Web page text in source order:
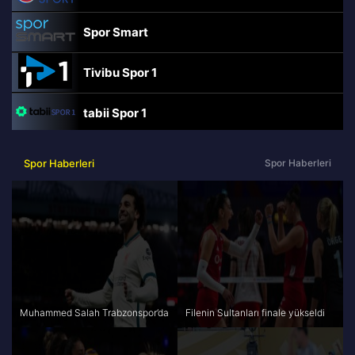
Spor Smart
Tivibu Spor 1
tabii Spor 1
beIN Sports Haber
tabii Spor
A Spor
Tivibu Spor
Spor Haberleri Spor Haberleri
Muhammed Salah Trabzonspor’da Filenin Sultanları finale yükseldi